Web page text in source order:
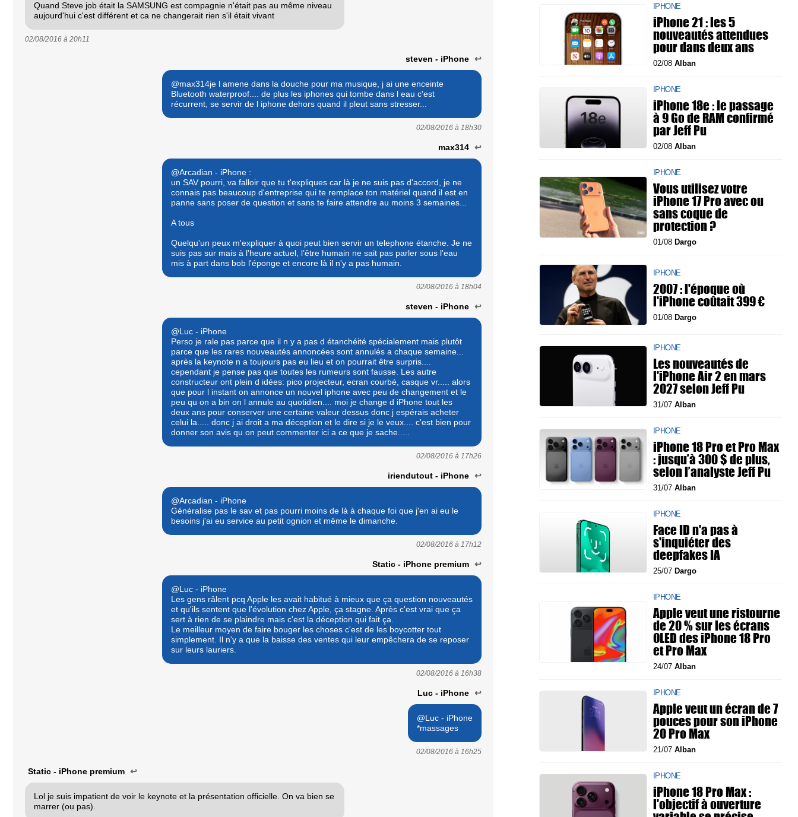
Quand Steve job était la SAMSUNG est compagnie n'était pas au même niveau
aujourd'hui c'est différent et ca ne changerait rien s'il était vivant
02/08/2016 à 20h11
steven - iPhone ↩
@max314je l amene dans la douche pour ma musique, j ai une enceinte
Bluetooth waterproof.... de plus les iphones qui tombe dans l eau c'est
récurrent, se servir de l iphone dehors quand il pleut sans stresser...
02/08/2016 à 18h30
max314 ↩
@Arcadian - iPhone :
un SAV pourri, va falloir que tu t'expliques car là je ne suis pas d'accord, je ne
connais pas beaucoup d'entreprise qui te remplace ton matériel quand il est en
panne sans poser de question et sans te faire attendre au moins 3 semaines...
A tous
Quelqu'un peux m'expliquer à quoi peut bien servir un telephone étanche. Je ne
suis pas sur mais à l'heure actuel, l’être humain ne sait pas parler sous l'eau
mis à part dans bob l'éponge et encore là il n'y a pas humain.
02/08/2016 à 18h04
steven - iPhone ↩
@Luc - iPhone
Perso je rale pas parce que il n y a pas d étanchéité spécialement mais plutôt
parce que les rares nouveautés annoncées sont annulés a chaque semaine...
après la keynote n a toujours pas eu lieu et on pourrait être surpris....
cependant je pense pas que toutes les rumeurs sont fausse. Les autre
constructeur ont plein d idées: pico projecteur, ecran courbé, casque vr..... alors
que pour l instant on annonce un nouvel iphone avec peu de changement et le
peu qu on a bin on l annule au quotidien.... moi je change d iPhone tout les
deux ans pour conserver une certaine valeur dessus donc j espérais acheter
celui la..... donc j ai droit a ma déception et le dire si je le veux.... c'est bien pour
donner son avis qu on peut commenter ici a ce que je sache.....
02/08/2016 à 17h26
iriendutout - iPhone ↩
@Arcadian - iPhone
Généralise pas le sav et pas pourri moins de là à chaque foi que j'en ai eu le
besoins j'ai eu service au petit ognion et même le dimanche.
02/08/2016 à 17h12
Static - iPhone premium ↩
@Luc - iPhone
Les gens râlent pcq Apple les avait habitué à mieux que ça question nouveautés
et qu'ils sentent que l'évolution chez Apple, ça stagne. Après c'est vrai que ça
sert à rien de se plaindre mais c'est la déception qui fait ça.
Le meilleur moyen de faire bouger les choses c'est de les boycotter tout
simplement. Il n'y a que la baisse des ventes qui leur empêchera de se reposer
sur leurs lauriers.
02/08/2016 à 16h38
Luc - iPhone ↩
@Luc - iPhone
*massages
02/08/2016 à 16h25
Static - iPhone premium ↩
Lol je suis impatient de voir le keynote et la présentation officielle. On va bien se
marrer (ou pas).
IPHONE
iPhone 21 : les 5
nouveautés attendues
pour dans deux ans
02/08 Alban
IPHONE
iPhone 18e : le passage
à 9 Go de RAM confirmé
par Jeff Pu
02/08 Alban
IPHONE
Vous utilisez votre
iPhone 17 Pro avec ou
sans coque de
protection ?
01/08 Dargo
IPHONE
2007 : l'époque où
l'iPhone coûtait 399 €
01/08 Dargo
IPHONE
Les nouveautés de
l'iPhone Air 2 en mars
2027 selon Jeff Pu
31/07 Alban
IPHONE
iPhone 18 Pro et Pro Max
: jusqu’à 300 $ de plus,
selon l’analyste Jeff Pu
31/07 Alban
IPHONE
Face ID n'a pas à
s'inquiéter des
deepfakes IA
25/07 Dargo
IPHONE
Apple veut une ristourne
de 20 % sur les écrans
OLED des iPhone 18 Pro
et Pro Max
24/07 Alban
IPHONE
Apple veut un écran de 7
pouces pour son iPhone
20 Pro Max
21/07 Alban
IPHONE
iPhone 18 Pro Max :
l'objectif à ouverture